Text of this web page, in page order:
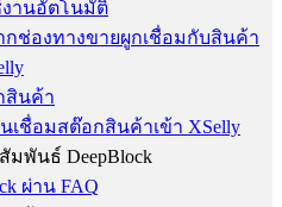
านอัตโนมัติ
ช่องทางขายผูกเชื่อมกับสินค้า
สินค้า
เชื่อมสต๊อกสินค้าเข้า XSelly
มพันธ์ DeepBlock
ผ่าน FAQ